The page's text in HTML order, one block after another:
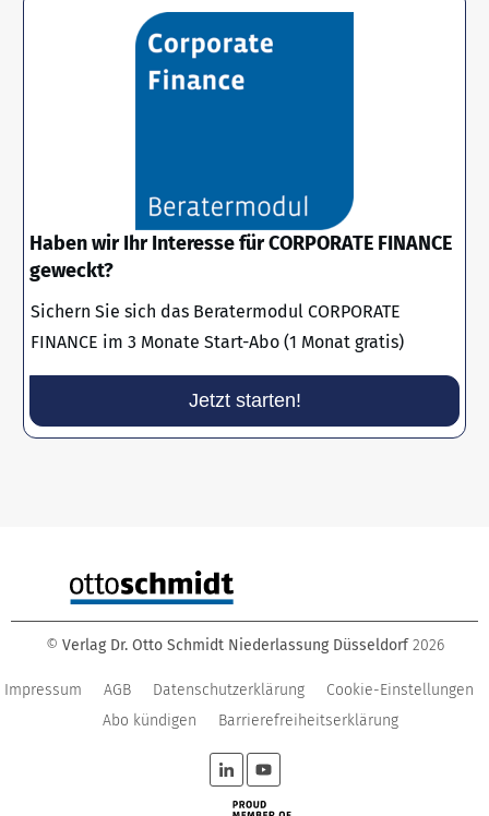
Haben wir Ihr Interesse für CORPORATE FINANCE
geweckt?
Sichern Sie sich das Beratermodul CORPORATE
FINANCE im 3 Monate Start-Abo (1 Monat gratis)
Jetzt starten!
© Verlag Dr. Otto Schmidt Niederlassung Düsseldorf 2026
Impressum AGB Datenschutzerklärung
Cookie-Einstellungen
Abo kündigen
Barrierefreiheitserklärung